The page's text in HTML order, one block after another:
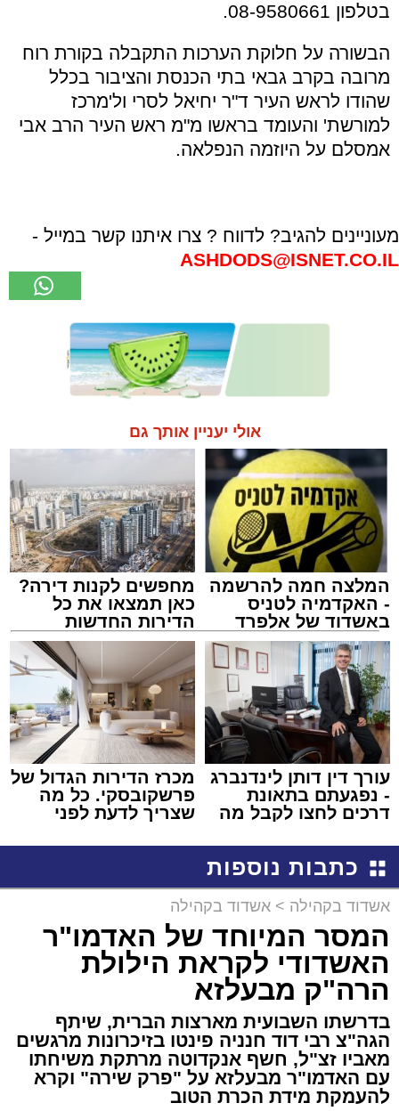
בטלפון 08-9580661.
הבשורה על חלוקת הערכות התקבלה בקורת רוח
מרובה בקרב גבאי בתי הכנסת והציבור בכלל
שהודו לראש העיר ד"ר יחיאל לסרי ול'מרכז
למורשת' והעומד בראשו מ"מ ראש העיר הרב אבי
אמסלם על היוזמה הנפלאה.
מעוניינים להגיב? לדווח ? צרו איתנו קשר במייל -
ASHDODS@ISNET.CO.IL
אולי יעניין אותך גם
המלצה חמה להרשמה
- האקדמיה לטניס
באשדוד של אלפרד
קריאולנסקי - לילדים
מחפשים לקנות דירה?
כאן תמצאו את כל
הדירות החדשות
למכירה באשדוד >>>
עורך דין דותן לינדנברג
- נפגעתם בתאונת
דרכים לחצו לקבל מה
מכרז הדירות הגדול של
פרשקובסקי. כל מה
שצריך לדעת לפני
באשדוד
כתבות נוספות
אשדוד בקהילה > אשדוד בקהילה
המסר המיוחד של האדמו"ר
האשדודי לקראת הילולת
הרה"ק מבעלזא
בדרשתו השבועית מארצות הברית, שיתף
הגה"צ רבי דוד חנניה פינטו בזיכרונות מרגשים
מאביו זצ"ל, חשף אנקדוטה מרתקת משיחתו
עם האדמו"ר מבעלזא על "פרק שירה" וקרא
להעמקת מידת הכרת הטוב